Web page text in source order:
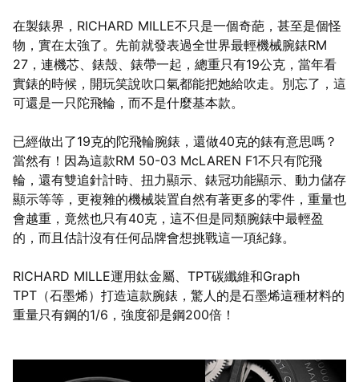
在製錶界，RICHARD MILLE不只是一個奇葩，甚至是個怪
物，實在太強了。先前就發表過全世界最輕機械腕錶RM
27，連機芯、錶殼、錶帶一起，總重只有19公克，當年看
實錶的時候，開玩笑說吹口氣都能把她給吹走。別忘了，這
可還是一只陀飛輪，而不是什麼基本款。
已經做出了19克的陀飛輪腕錶，還做40克的錶有意思嗎？
當然有！因為這款RM 50-03 McLAREN F1不只有陀飛
輪，還有雙追針計時、扭力顯示、錶冠功能顯示、動力儲存
顯示等等，更複雜的機械裝置自然有著更多的零件，重量也
會越重，竟然也只有40克，這不但是同類腕錶中最輕盈
的，而且估計沒有任何品牌會想挑戰這一項紀錄。
RICHARD MILLE運用鈦金屬、TPT碳纖維和Graph
TPT（石墨烯）打造這款腕錶，驚人的是石墨烯這種材料的
重量只有鋼的1/6，強度卻是鋼200倍！